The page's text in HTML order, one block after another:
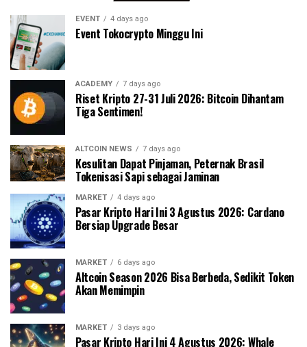
EVENT 4 days ago
Event Tokocrypto Minggu Ini
ACADEMY 7 days ago
Riset Kripto 27-31 Juli 2026: Bitcoin Dihantam
Tiga Sentimen!
ALTCOIN NEWS 7 days ago
Kesulitan Dapat Pinjaman, Peternak Brasil
Tokenisasi Sapi sebagai Jaminan
MARKET 4 days ago
Pasar Kripto Hari Ini 3 Agustus 2026: Cardano
Bersiap Upgrade Besar
MARKET 6 days ago
Altcoin Season 2026 Bisa Berbeda, Sedikit Token
Akan Memimpin
MARKET 3 days ago
Pasar Kripto Hari Ini 4 Agustus 2026: Whale